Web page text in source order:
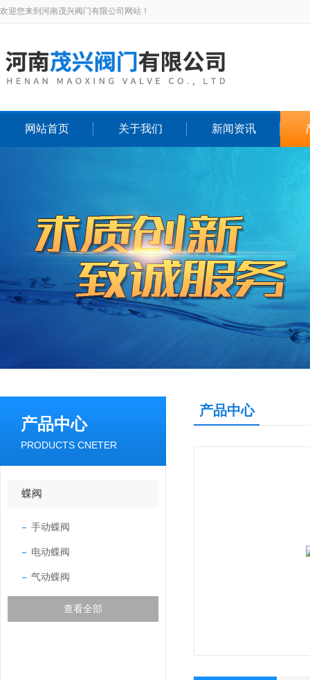
欢迎您来到河南茂兴阀门有限公司网站！
网站首页 关于我们 新闻资讯
产品中心
PRODUCTS CNETER
蝶阀
手动蝶阀
电动蝶阀
气动蝶阀
查看全部
产品中心